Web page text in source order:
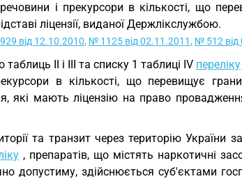
і прекурсори в кількості, що
ліцензії, виданої Держлікслужбою.
від 12.10.2010, № 1125 від 02.11.2011 , № 512 від
таблиць II і III та списку 1 таблиці IV переліку
в кількості, що перевищує
мають ліцензію на право
та транзит через територію України
, препаратів, що містять наркотичні
допустиму, здійснюється суб'єктами